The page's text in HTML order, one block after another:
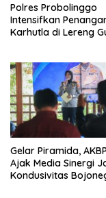
Polres Probolinggo
Intensifkan
Karhutla di Lereng
Gelar Piramida,
Ajak Media Sinergi
Kondusivitas